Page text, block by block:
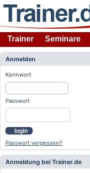
Trainer Seminare
Anmelden
Kennwort
Passwort
login
Passwort vergessen?
Anmeldung bei Trainer.de